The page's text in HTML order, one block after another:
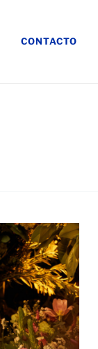
CONTACTO